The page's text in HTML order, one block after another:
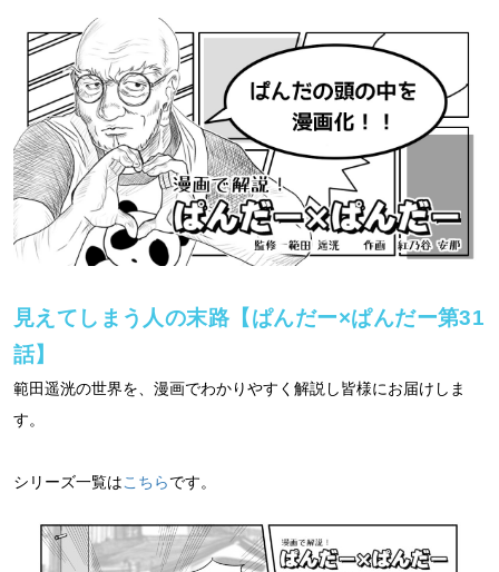
見えてしまう人の末路【ぱんだー×ぱんだー第31
話】
範田遥洸の世界を、漫画でわかりやすく解説し皆様にお届けしま
す。
シリーズ一覧はこちらです。